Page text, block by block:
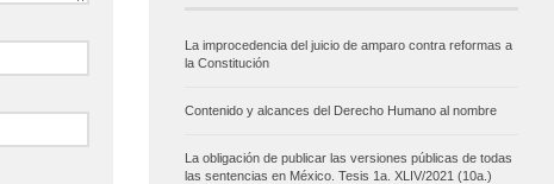
La improcedencia del juicio de amparo contra reformas a
la Constitución
Contenido y alcances del Derecho Humano al nombre
La obligación de publicar las versiones públicas de todas
las sentencias en México. Tesis 1a. XLIV/2021 (10a.)